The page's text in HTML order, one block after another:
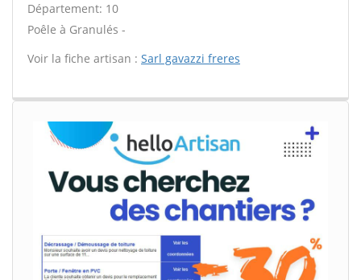
Département: 10
Poêle à Granulés -
Voir la fiche artisan : Sarl gavazzi freres